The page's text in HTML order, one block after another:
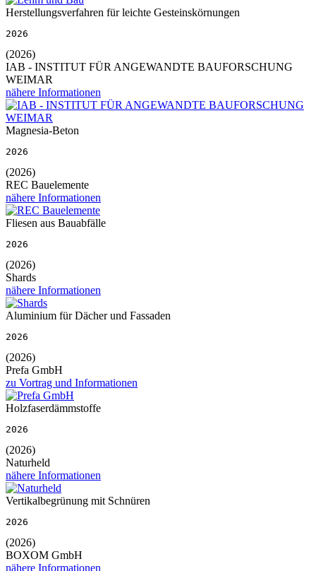
Herstellungsverfahren für leichte Gesteinskörnungen
2026
(2026)
IAB - INSTITUT FÜR ANGEWANDTE BAUFORSCHUNG
WEIMAR
nähere Informationen
Magnesia-Beton
2026
(2026)
REC Bauelemente
nähere Informationen
Fliesen aus Bauabfälle
2026
(2026)
Shards
nähere Informationen
Aluminium für Dächer und Fassaden
2026
(2026)
Prefa GmbH
zu Vortrag und Informationen
Holzfaserdämmstoffe
2026
(2026)
Naturheld
nähere Informationen
Vertikalbegrünung mit Schnüren
2026
(2026)
BOXOM GmbH
nähere Informationen